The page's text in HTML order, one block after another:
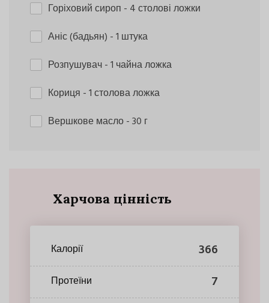
Горіховий сироп - 4 столові ложки
Аніс (бадьян) - 1 штука
Розпушувач- 1 чайна ложка
Кориця - 1 столова ложка
Вершкове масло- 30 г
Харчова цінність
Калорії 366
Протеїни 7